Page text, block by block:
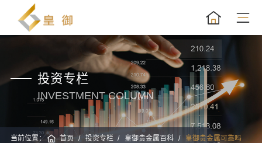
投资专栏
INVESTMENT COLUMN
当前位置： 首页 投资专栏 皇御贵金属百科 皇御贵金属可靠吗